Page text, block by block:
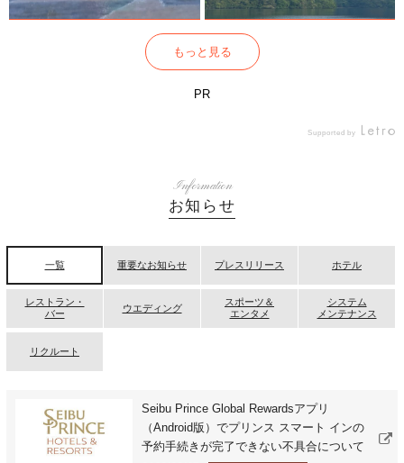
もっと見る
PR
Supported by
Information
お知らせ
一覧 重要なお知らせ プレスリリース ホテル
レストラン・
バー
ウエディング
スポーツ＆
エンタメ
システム
メンテナンス
リクルート
Seibu Prince Global Rewardsアプリ
（Android版）でプリンス スマート インの
予約手続きが完了できない不具合について